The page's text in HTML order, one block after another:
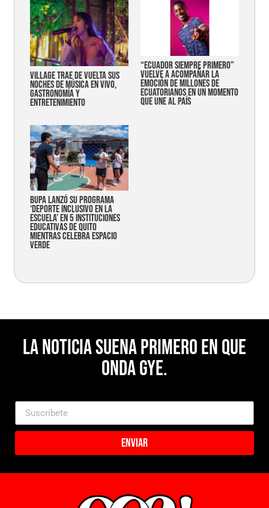
Village trae de vuelta sus
noches de música en vivo,
gastronomía y
entretenimiento
“Ecuador siempre primero”
vuelve a acompañar la
emoción de millones de
ecuatorianos en un momento
que une al país
Bupa lanzó su programa
‘Deporte Inclusivo en la
Escuela’ en 5 instituciones
educativas de Quito
mientras celebra espacio
verde
La noticia suena primero en Que
Onda Gye.
Enviar